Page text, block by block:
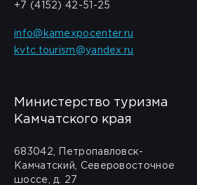
+7 (4152) 42-51-25
info@kamexpocenter.ru
kvtc.tourism@yandex.ru
Министерство туризма
Камчатского края
683042, Петропавловск-
Камчатский, Северовосточное
шоссе, д. 27